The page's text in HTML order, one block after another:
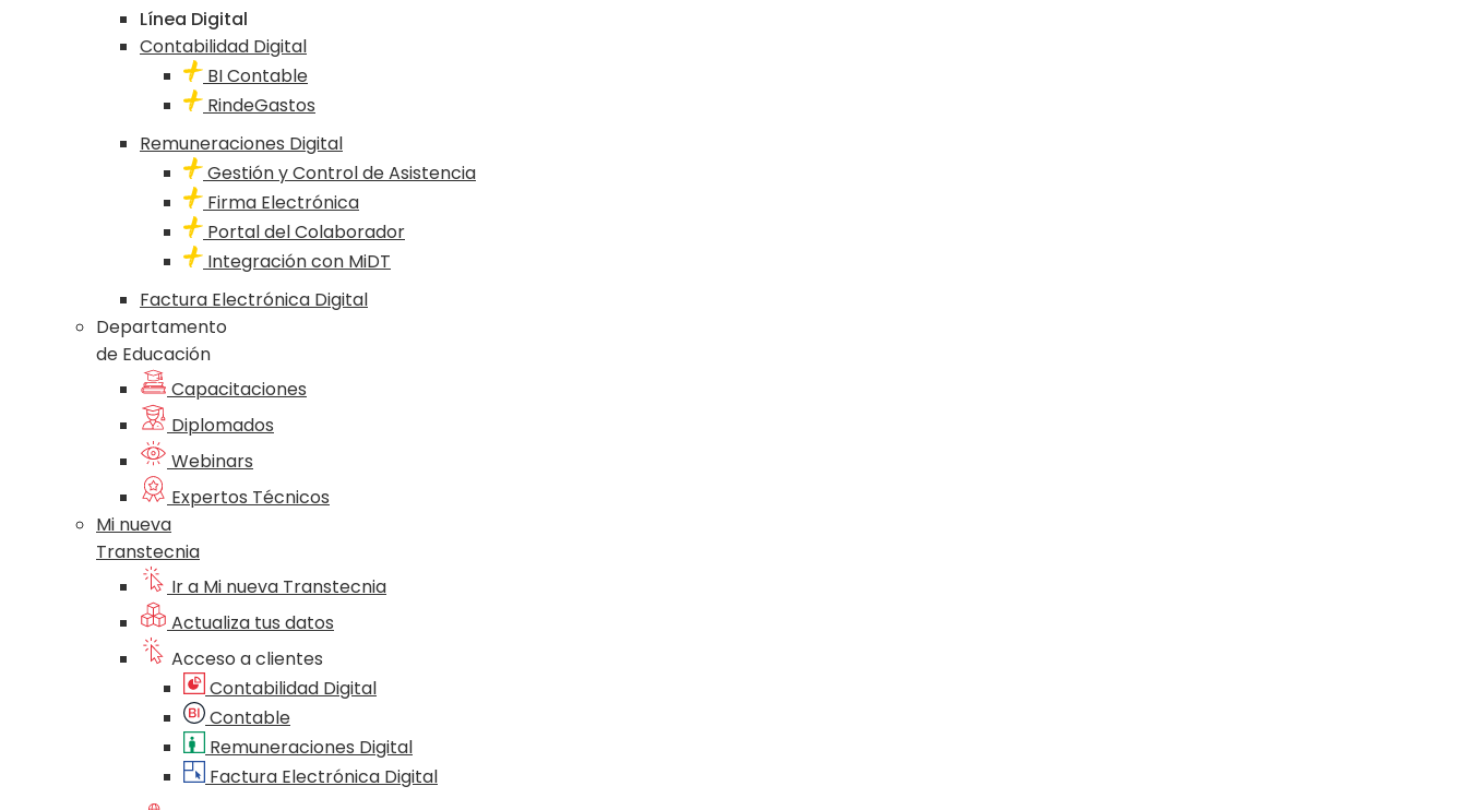
Línea Digital
Contabilidad Digital
BI Contable
RindeGastos
Remuneraciones Digital
Gestión y Control de Asistencia
Firma Electrónica
Portal del Colaborador
Integración con MiDT
Factura Electrónica Digital
Departamento
de Educación
Capacitaciones
Diplomados
Webinars
Expertos Técnicos
Mi nueva
Transtecnia
Ir a Mi nueva Transtecnia
Actualiza tus datos
Acceso a clientes
Contabilidad Digital
Contable
Remuneraciones Digital
Factura Electrónica Digital